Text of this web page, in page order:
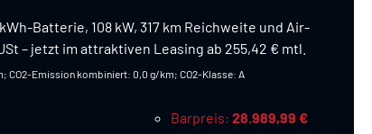
Batterie, 108 kW, 317 km Reichweite und Air-
– jetzt im attraktiven Leasing ab 255,42 € mtl.
CO2-Emission kombiniert: 0,0 g/km; CO2-Klasse: A
Barpreis 28.989,99 €